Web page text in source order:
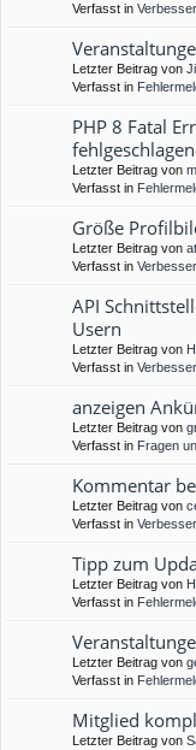
Verfasst in
Letzter Beitrag von
Verfasst in
PHP 8 Fatal
Letzter Beitrag von
Verfasst in
Größe
Letzter Beitrag von
Verfasst in
API
Usern
Letzter Beitrag von
Verfasst in
anzeigen
Letzter Beitrag von
Verfasst in Fragen
Kommentar
Letzter Beitrag von
Verfasst in
Tipp zum
Letzter Beitrag von
Verfasst in
Letzter Beitrag von
Verfasst in
Mitglied
Letzter Beitrag von